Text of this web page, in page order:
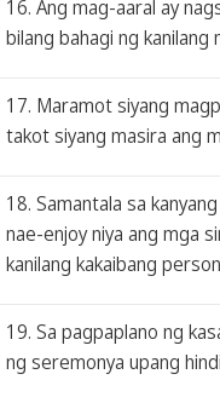
16. Ang mag-aaral ay
bilang bahagi ng kanilang
17. Maramot siyang
takot siyang masira ang
18. Samantala sa
nae-enjoy niya ang mga
kanilang kakaibang
19. Sa pagpaplano ng
ng seremonya upang